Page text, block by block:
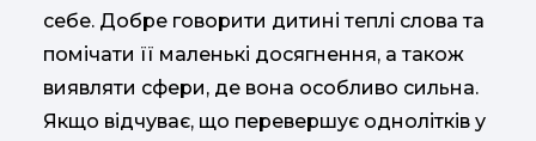
себе. Добре говорити дитині теплі слова та
помічати її маленькі досягнення, а також
виявляти сфери, де вона особливо сильна.
Якщо відчуває, що перевершує однолітків у